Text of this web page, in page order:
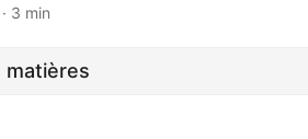
· 3 min
matières